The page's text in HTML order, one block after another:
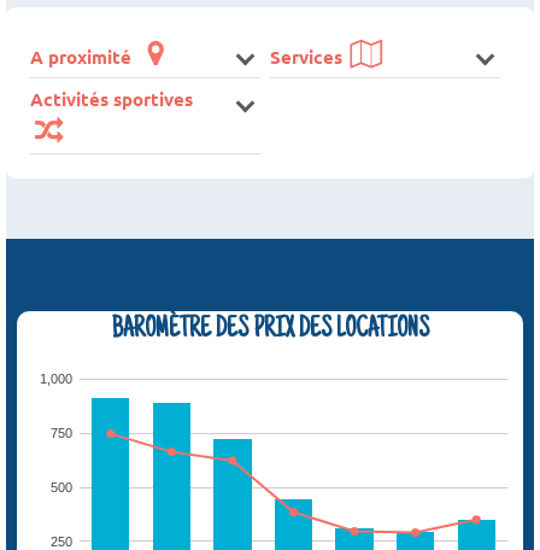
A proximité
Services
Activités sportives
BAROMÈTRE DES PRIX DES LOCATIONS
250
500
750
1,000